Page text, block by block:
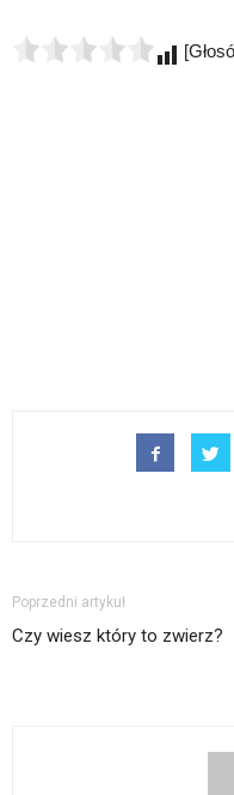
Poprzedni artykuł
Czy wiesz który to zwierz?